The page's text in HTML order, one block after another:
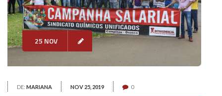
25 NOV
DE: MARIANA NOV 25, 2019 0